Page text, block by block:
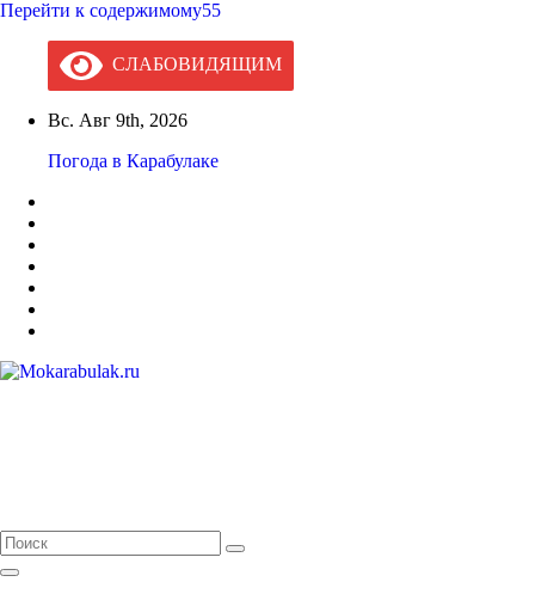
Перейти к содержимому55
СЛАБОВИДЯЩИМ
Вс. Авг 9th, 2026
Погода в Карабулаке